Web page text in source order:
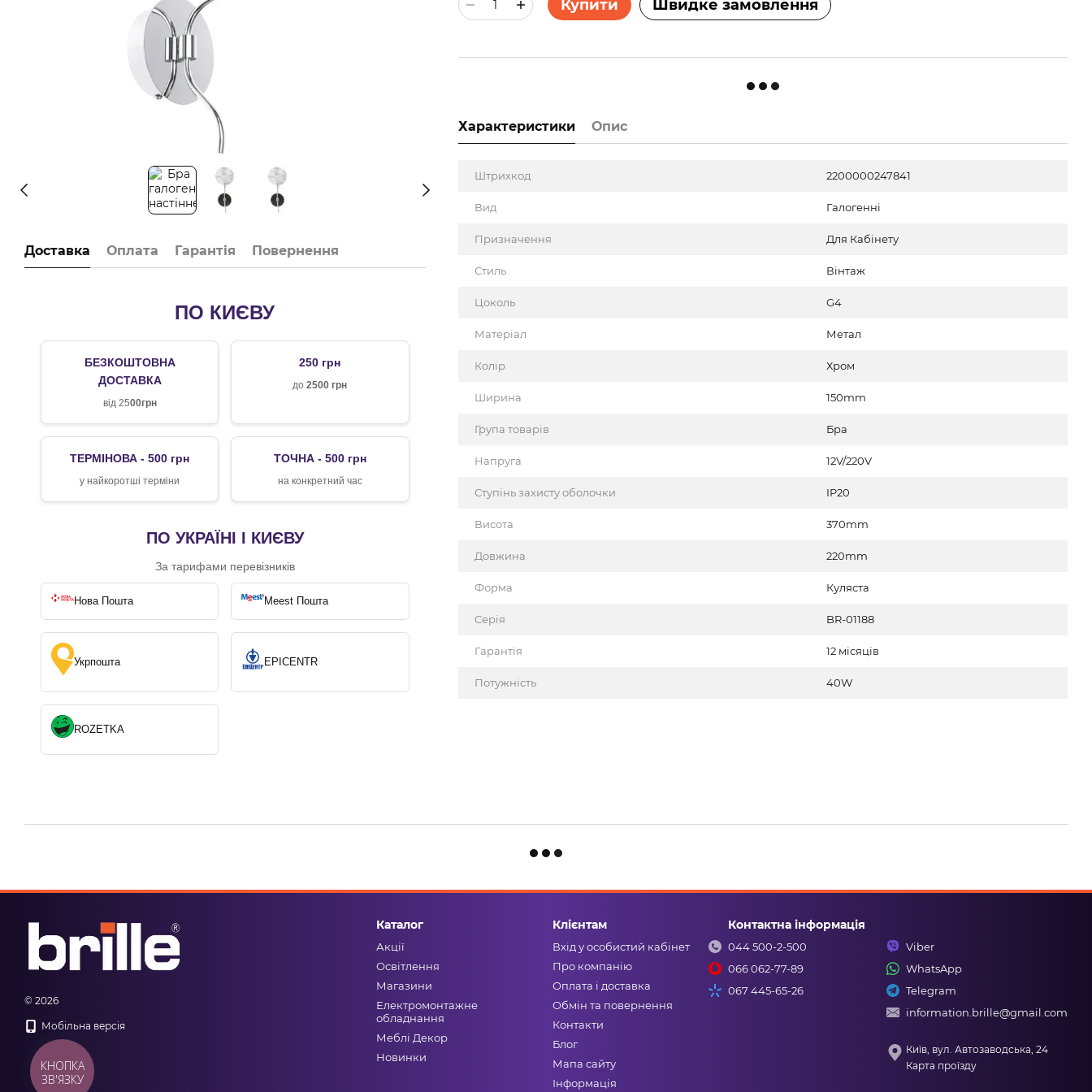
Доставка Оплата Гарантія Повернення
ПО КИЄВУ
БЕЗКОШТОВНА
ДОСТАВКА
від 2500грн
250 грн
до2500 грн
ТЕРМІНОВА - 500 грн
у найкоротші терміни
ТОЧНА - 500 грн
на конкретний час
ПО УКРАЇНІ І КИЄВУ
За тарифами перевізників
Нова Пошта Meest Пошта
Укрпошта EPICENTR
ROZETKA
Купити Швидке замовлення
Характеристики Опис
Штрихкод 2200000247841
Вид Галогенні
Призначення Для Кабінету
Стиль Вінтаж
Цоколь G4
Матеріал Метал
Колір Хром
Ширина 150mm
Група товарів Бра
Напруга 12V/220V
Ступінь захисту оболочки IP20
Висота 370mm
Довжина 220mm
Форма Куляста
Серія BR-01188
Гарантія 12 місяців
Потужність 40W
© 2026
Мобільна версія
Каталог
Акції
Освітлення
Магазини
Електромонтажне
обладнання
Меблі Декор
Новинки
Клієнтам
Вхід у особистий кабінет
Про компанію
Оплата і доставка
Обмін та повернення
Контакти
Блог
Мапа сайту
Інформація
Контактна інформація
044 500-2-500
066 062-77-89
067 445-65-26
Viber
WhatsApp
Telegram
information.brille@gmail.com
Київ, вул. Автозаводська, 24
Карта проїзду
КНОПКА
ЗВ'ЯЗКУ